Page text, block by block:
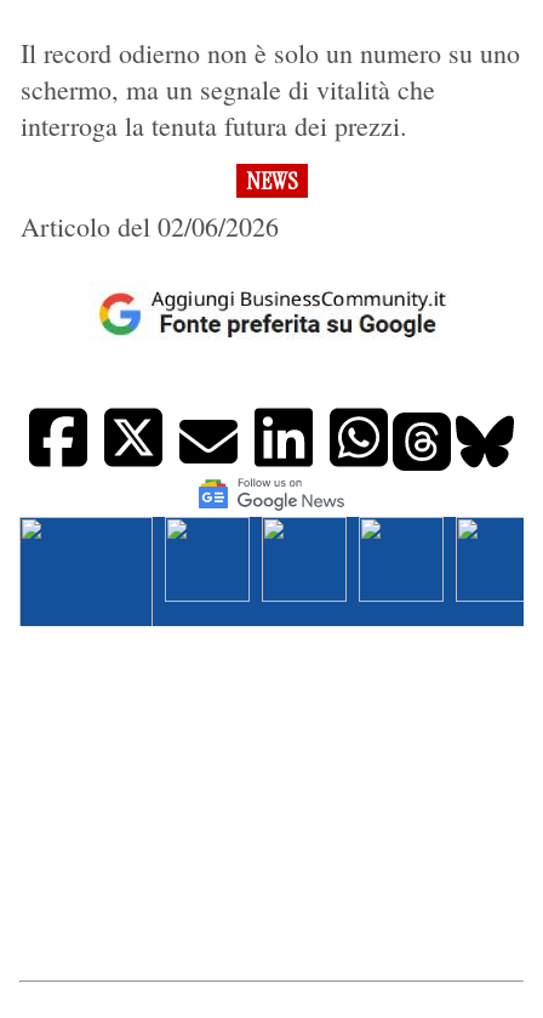
Il record odierno non è solo un numero su uno
schermo, ma un segnale di vitalità che
interroga la tenuta futura dei prezzi.
NEWS
Articolo del 02/06/2026